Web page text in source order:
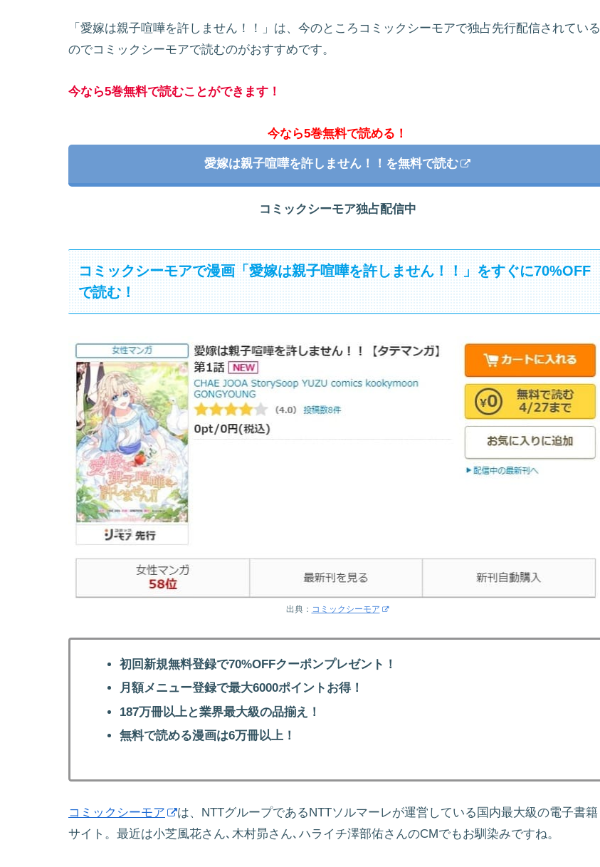
「愛嫁は親子喧嘩を許しません！！」は、今のところコミックシーモアで独占先行配信されている
のでコミックシーモアで読むのがおすすめです。
今なら5巻無料で読むことができます！
今なら5巻無料で読める！
愛嫁は親子喧嘩を許しません！！を無料で読む
コミックシーモア独占配信中
コミックシーモアで漫画「愛嫁は親子喧嘩を許しません！！」をすぐに70%OFF
で読む！
出典： コミックシーモア
初回新規無料登録で70%OFFクーポンプレゼント！
月額メニュー登録で最大6000ポイントお得！
187万冊以上と業界最大級の品揃え！
無料で読める漫画は6万冊以上！
コミックシーモア
は、NTTグループであるNTTソルマーレが運営している国内最大級の電子書籍
サイト。最近は小芝風花さん､木村昴さん､ハライチ澤部佑さんのCMでもお馴染みですね。